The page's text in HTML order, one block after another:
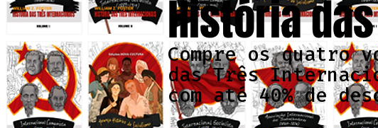
Compre os quatro
das Três
com até 40% de
História